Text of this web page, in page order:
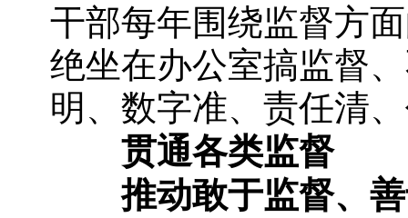
干部每年围绕监督方
绝坐在办公室搞监督
明、数字准、责任清
贯通各类监督
推动敢于监督、